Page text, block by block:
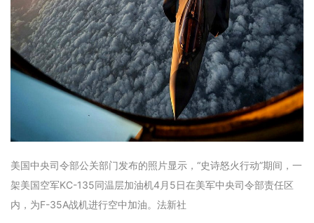
美国中央司令部公关部门发布的照片显示，“史诗怒火行动”期间，一
架美国空军KC-135同温层加油机4月5日在美军中央司令部责任区
内，为F-35A战机进行空中加油。法新社